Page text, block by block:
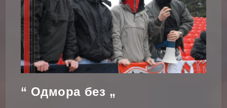
“ Одмора без „